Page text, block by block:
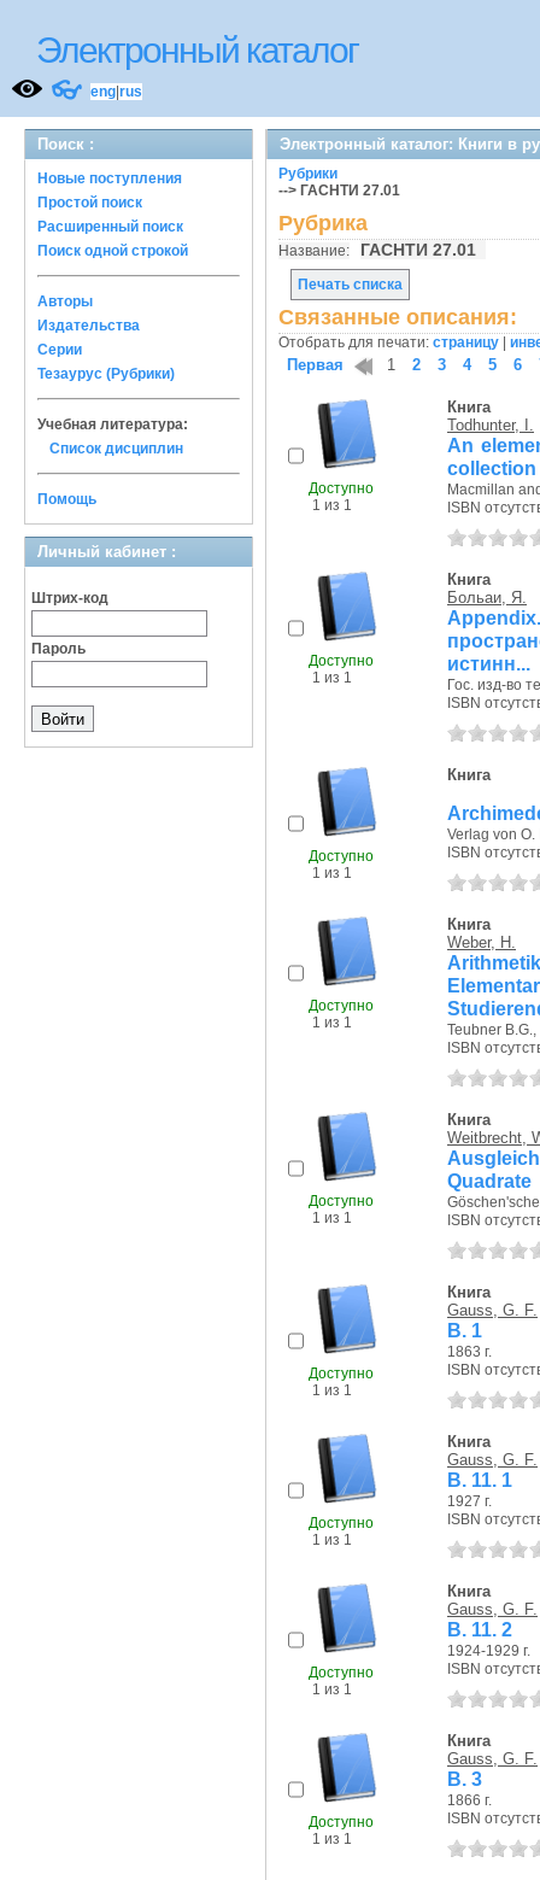
Электронный каталог
👓 eng rus
Поиск :
Новые поступления
Простой поиск
Расширенный поиск
Поиск одной строкой
Авторы
Издательства
Серии
Тезаурус (Рубрики)
Учебная литература:
Список дисциплин
Помощь
Личный кабинет :
Штрих-код
Пароль
Электронный каталог: Книги в
Рубрики
--> ГАСНТИ 27.01
Рубрика
Название: ГАСНТИ 27.01
Печать списка
Связанные описания:
Отобрать для печати: страницу
Первая 1 2 3 4 5 6
Доступно
1 из 1
Книга
Todhunter, I.
An
collection
Macmillan
ISBN
Доступно
1 из 1
Книга
Больаи, Я.
истинн...
Гос. изд-во
ISBN
Доступно
1 из 1
Книга
Verlag von O.
ISBN
Доступно
1 из 1
Книга
Weber, H.
Teubner B.G.,
ISBN
Доступно
1 из 1
Книга
Weitbrecht,
Quadrate
ISBN
Доступно
1 из 1
Книга
Gauss, G. F.
B. 1
1863 г.
ISBN
Доступно
1 из 1
Книга
Gauss, G. F.
B. 11. 1
1927 г.
ISBN
Доступно
1 из 1
Книга
Gauss, G. F.
B. 11. 2
1924-1929 г.
ISBN
Доступно
1 из 1
Книга
Gauss, G. F.
B. 3
1866 г.
ISBN